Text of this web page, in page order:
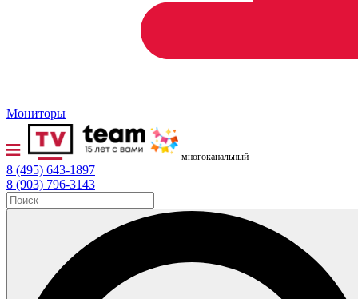
Мониторы
многоканальный
8 (495) 643-1897
8 (903) 796-3143